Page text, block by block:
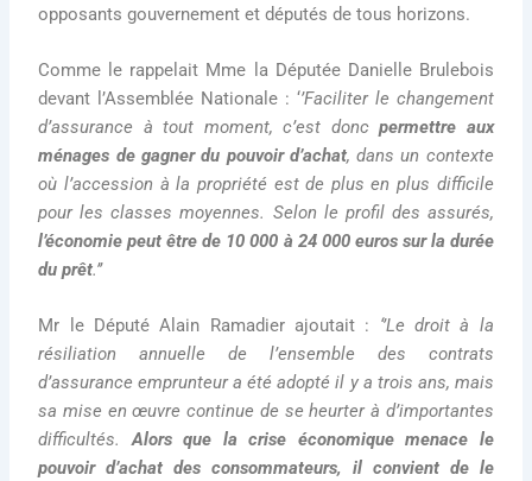
opposants gouvernement et députés de tous horizons.
Comme le rappelait Mme la Députée Danielle Brulebois
devant l’Assemblée Nationale : ‘’Faciliter le changement
d’assurance à tout moment, c’est doncpermettre aux
ménages de gagner du pouvoir d’achat, dans un contexte
où l’accession à la propriété est de plus en plus difficile
pour les classes moyennes. Selon le profil des assurés,
l’économie peut être de 10 000 à 24 000 euros sur la durée
du prêt.’’
Mr le Député Alain Ramadier ajoutait : ‘’Le droit à la
résiliation annuelle de l’ensemble des contrats
d’assurance emprunteur a été adopté il y a trois ans, mais
sa mise en œuvre continue de se heurter à d’importantes
difficultés.Alors que la crise économique menace le
pouvoir d’achat des consommateurs, il convient de le